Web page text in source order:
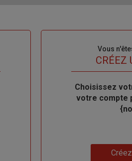
Vous
TITRECRÉEZ
Body
Choisissez
votre compte